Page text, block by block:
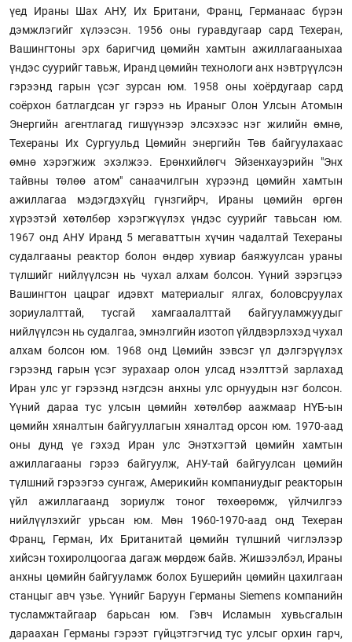
үед Ираны Шах АНУ, Их Британи, Франц, Германаас бүрэн
дэмжлэгийг хүлээсэн. 1956 оны гуравдугаар сард Техеран,
Вашингтоны эрх баригчид цөмийн хамтын ажиллагааныхаа
үндэс суурийг тавьж, Иранд цөмийн технологи анх нэвтрүүлсэн
гэрээнд гарын үсэг зурсан юм. 1958 оны хоёрдугаар сард
соёрхон батлагдсан уг гэрээ нь Ираныг Олон Улсын Атомын
Энергийн агентлагад гишүүнээр элсэхээс нэг жилийн өмнө,
Техераны Их Сургуульд Цөмийн энергийн Төв байгуулахаас
өмнө хэрэгжиж эхэлжээ. Ерөнхийлөгч Эйзенхауэрийн "Энх
тайвны төлөө атом" санаачилгын хүрээнд цөмийн хамтын
ажиллагаа мэдэгдэхүйц гүнзгийрч, Ираны цөмийн өргөн
хүрээтэй хөтөлбөр хэрэгжүүлэх үндэс суурийг тавьсан юм.
1967 онд АНУ Иранд 5 мегаваттын хүчин чадалтай Техераны
судалгааны реактор болон өндөр хувиар баяжуулсан ураны
түлшийг нийлүүлсэн нь чухал алхам болсон. Үүний зэрэгцээ
Вашингтон цацраг идэвхт материалыг ялгах, боловсруулах
зориулалттай, тусгай хамгаалалттай байгууламжуудыг
нийлүүлсэн нь судалгаа, эмнэлгийн изотоп үйлдвэрлэхэд чухал
алхам болсон юм. 1968 онд Цөмийн зэвсэг үл дэлгэрүүлэх
гэрээнд гарын үсэг зурахаар олон улсад нээлттэй зарлахад
Иран улс уг гэрээнд нэгдсэн анхны улс орнуудын нэг болсон.
Үүний дараа тус улсын цөмийн хөтөлбөр аажмаар НҮБ-ын
цөмийн хяналтын байгууллагын хяналтад орсон юм. 1970-аад
оны дунд үе гэхэд Иран улс Энэтхэгтэй цөмийн хамтын
ажиллагааны гэрээ байгуулж, АНУ-тай байгуулсан цөмийн
түлшний гэрээгээ сунгаж, Америкийн компаниудыг реакторын
үйл ажиллагаанд зориулж тоног төхөөрөмж, үйлчилгээ
нийлүүлэхийг урьсан юм. Мөн 1960-1970-аад онд Техеран
Франц, Герман, Их Британитай цөмийн түлшний чиглэлээр
хийсэн тохиролцоогаа дагаж мөрдөж байв. Жишээлбэл, Ираны
анхны цөмийн байгууламж болох Бушерийн цөмийн цахилгаан
станцыг авч үзье. Үүнийг Баруун Германы Siemens компанийн
тусламжтайгаар барьсан юм. Гэвч Исламын хувьсгалын
дараахан Германы гэрээт гүйцэтгэгчид тус улсыг орхин гарч,